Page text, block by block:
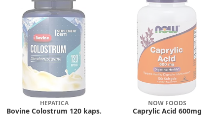
HEPATICA
Bovine Colostrum 120 kaps.
NOW FOODS
Caprylic Acid 600mg